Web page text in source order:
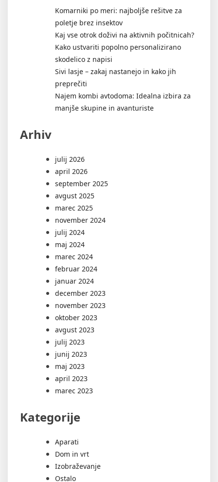
Komarniki po meri: najboljše rešitve za
poletje brez insektov
Kaj vse otrok doživi na aktivnih počitnicah?
Kako ustvariti popolno personalizirano
skodelico z napisi
Sivi lasje – zakaj nastanejo in kako jih
preprečiti
Najem kombi avtodoma: Idealna izbira za
manjše skupine in avanturiste
Arhiv
julij 2026
april 2026
september 2025
avgust 2025
marec 2025
november 2024
julij 2024
maj 2024
marec 2024
februar 2024
januar 2024
december 2023
november 2023
oktober 2023
avgust 2023
julij 2023
junij 2023
maj 2023
april 2023
marec 2023
Kategorije
Aparati
Dom in vrt
Izobraževanje
Ostalo